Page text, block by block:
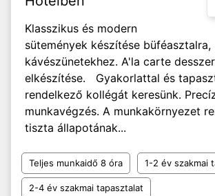
Klasszikus és modern
sütemények készítése büféasztalra,
kávészünetekhez. A'la carte
elkészítése. Gyakorlattal és
rendelkező kollégát keresünk.
munkavégzés. A munkakörnyezet
tiszta állapotának...
Teljes munkaidő 8 óra 1-2 év szakmai
2-4 év szakmai tapasztalat